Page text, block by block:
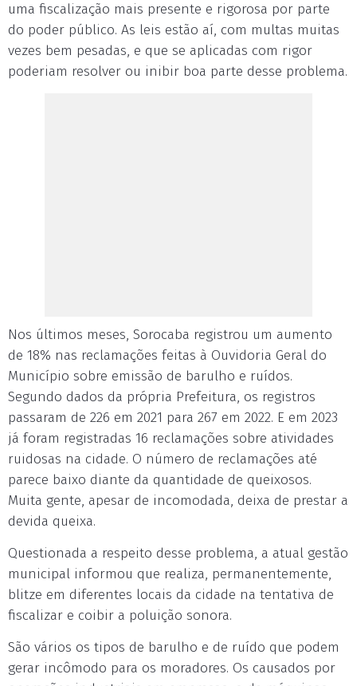
uma fiscalização mais presente e rigorosa por parte
do poder público. As leis estão aí, com multas muitas
vezes bem pesadas, e que se aplicadas com rigor
poderiam resolver ou inibir boa parte desse problema.
Nos últimos meses, Sorocaba registrou um aumento
de 18% nas reclamações feitas à Ouvidoria Geral do
Município sobre emissão de barulho e ruídos.
Segundo dados da própria Prefeitura, os registros
passaram de 226 em 2021 para 267 em 2022. E em 2023
já foram registradas 16 reclamações sobre atividades
ruidosas na cidade. O número de reclamações até
parece baixo diante da quantidade de queixosos.
Muita gente, apesar de incomodada, deixa de prestar a
devida queixa.
Questionada a respeito desse problema, a atual gestão
municipal informou que realiza, permanentemente,
blitze em diferentes locais da cidade na tentativa de
fiscalizar e coibir a poluição sonora.
São vários os tipos de barulho e de ruído que podem
gerar incômodo para os moradores. Os causados por